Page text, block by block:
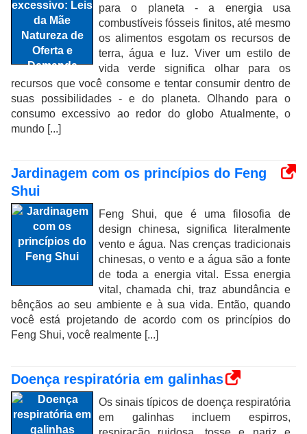
para o planeta - a energia usa
combustíveis fósseis finitos, até mesmo
os alimentos esgotam os recursos de
terra, água e luz. Viver um estilo de
vida verde significa olhar para os
recursos que você consome e tentar consumir dentro de
suas possibilidades - e do planeta. Olhando para o
consumo excessivo ao redor do globo Atualmente, o
mundo [...]
Jardinagem com os princípios do Feng
Shui
Feng Shui, que é uma filosofia de
design chinesa, significa literalmente
vento e água. Nas crenças tradicionais
chinesas, o vento e a água são a fonte
de toda a energia vital. Essa energia
vital, chamada chi, traz abundância e
bênçãos ao seu ambiente e à sua vida. Então, quando
você está projetando de acordo com os princípios do
Feng Shui, você realmente [...]
Doença respiratória em galinhas
Os sinais típicos de doença respiratória
em galinhas incluem espirros,